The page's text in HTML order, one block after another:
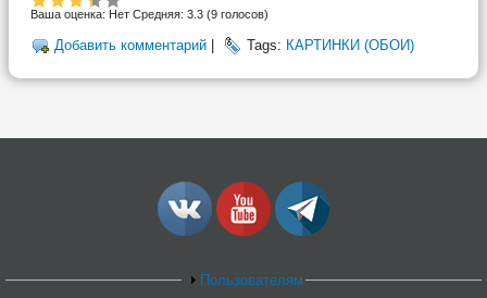
Ваша оценка: Нет Средняя: 3.3 (9 голосов)
Добавить комментарий Tags: КАРТИНКИ (ОБОИ)
Пользователям